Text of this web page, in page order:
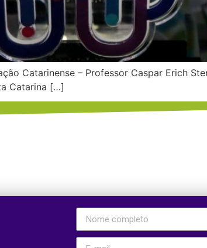
Catarinense – Professor Caspar Erich
Catarina […]